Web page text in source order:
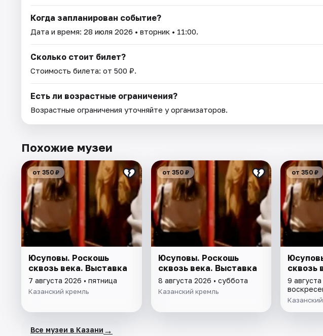
Когда запланирован событие?
Дата и время: 28 июля 2026 • вторник • 11:00.
Сколько стоит билет?
Стоимость билета: от 500 ₽.
Есть ли возрастные ограничения?
Возрастные ограничения уточняйте у организаторов.
Похожие музеи
от 350 ₽
Юсуповы. Роскошь
сквозь века. Выставка
7 августа 2026 • пятница
Казанский кремль
от 350 ₽
Юсуповы. Роскошь
сквозь века. Выставка
8 августа 2026 • суббота
Казанский кремль
от 350 ₽
сквозь
9 августа
Все музеи в Казани →